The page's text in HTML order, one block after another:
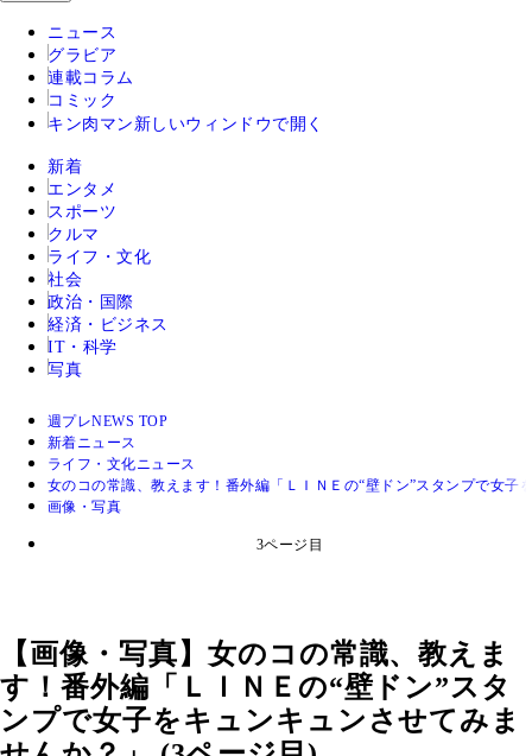
ニュース
グラビア
連載コラム
コミック
キン肉マン 新しいウィンドウで開く
新着
エンタメ
スポーツ
クルマ
ライフ・文化
社会
政治・国際
経済・ビジネス
IT・科学
写真
週プレNEWS TOP
新着ニュース
ライフ・文化ニュース
女のコの常識、教えます！番外編「ＬＩＮＥの“壁ドン”スタンプで女子
画像・写真
3ページ目
【画像・写真】女のコの常識、教えま
す！番外編「ＬＩＮＥの“壁ドン”スタ
ンプで女子をキュンキュンさせてみま